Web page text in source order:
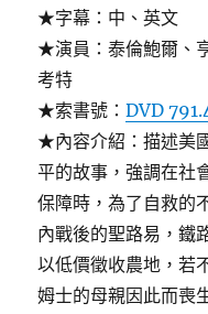
★字幕：中、英文
★演員：泰倫鮑爾、
考特
★索書號：DVD
★內容介紹：描述美
平的故事，強調在社
保障時，為了自救的
內戰後的聖路易，鐵
以低價徵收農地，若
姆士的母親因此而喪